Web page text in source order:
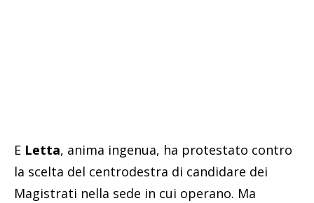
E Letta, anima ingenua, ha protestato contro
la scelta del centrodestra di candidare dei
Magistrati nella sede in cui operano. Ma